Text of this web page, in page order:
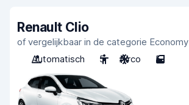
Renault Clio
of vergelijkbaar in de categorie Economy
Automatisch
5 Airco 5